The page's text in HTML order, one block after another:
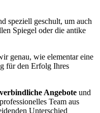
speziell geschult, um auch
Spiegel oder die antike
genau, wie elementar eine
für den Erfolg Ihres
Angebote und
Team aus
Unterschied